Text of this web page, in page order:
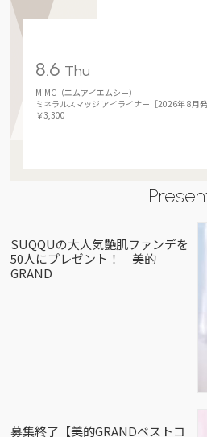
8.6 Thu
MiMC（エムアイエムシー）
ミネラルスマッジ アイライナー［2026年 8月発
￥3,300
SUQQUの大人気艶肌ファンデを
50人にプレゼント！｜美的
GRAND
募集終了【美的GRANDベストコ